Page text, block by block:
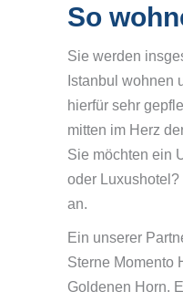
So
Sie werden
Istanbul wohnen
hierfür sehr
mitten im Herz
Sie möchten ein
oder
an.
Ein unserer
Sterne Momento
Goldenen Horn.